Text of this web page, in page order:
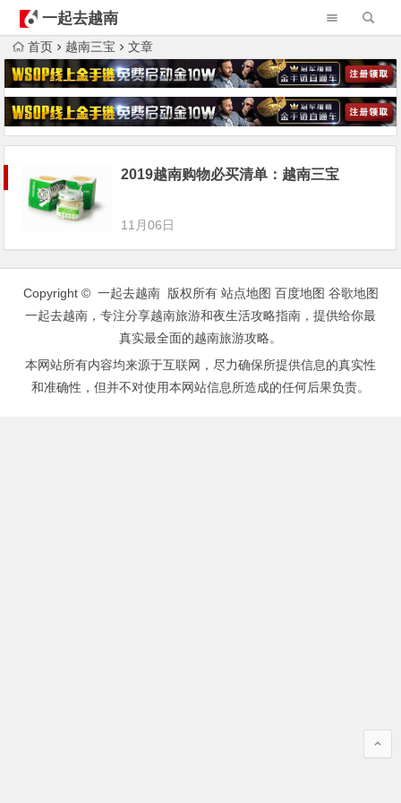
一起去越南
首页 越南三宝 文章
2019越南购物必买清单：越南三宝
11月06日
Copyright © 一起去越南 版权所有 站点地图 百度地图 谷歌地图
一起去越南，专注分享越南旅游和夜生活攻略指南，提供给你最
真实最全面的越南旅游攻略。
本网站所有内容均来源于互联网，尽力确保所提供信息的真实性
和准确性，但并不对使用本网站信息所造成的任何后果负责。